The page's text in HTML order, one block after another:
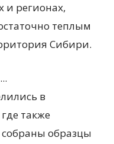
и регионах,
теплым
Сибири.
в
также
собраны образцы